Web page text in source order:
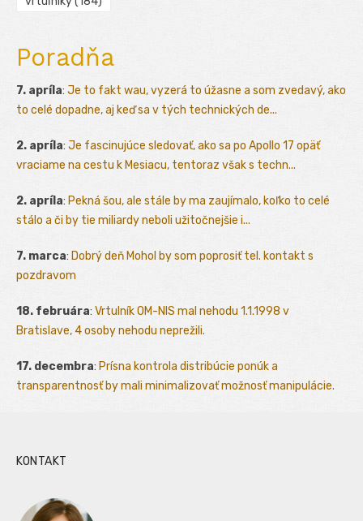
Poradňa
7. apríla: Je to fakt wau, vyzerá to úžasne a som zvedavý, ako
to celé dopadne, aj keď sa v tých technických de...
2. apríla: Je fascinujúce sledovať, ako sa po Apollo 17 opäť
vraciame na cestu k Mesiacu, tentoraz však s techn...
2. apríla: Pekná šou, ale stále by ma zaujímalo, koľko to celé
stálo a či by tie miliardy neboli užitočnejšie i...
7. marca: Dobrý deň Mohol by som poprosiť tel. kontakt s
pozdravom
18. februára: Vrtulník OM-NIS mal nehodu 1.1.1998 v
Bratislave, 4 osoby nehodu neprežili.
17. decembra: Prísna kontrola distribúcie ponúk a
transparentnosť by mali minimalizovať možnosť manipulácie.
KONTAKT